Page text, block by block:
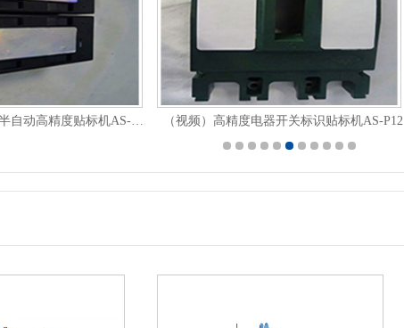
（视频）电源线头半自动高精度贴标机AS-P12 （视频）高精度电器开关标识贴标机AS-P12